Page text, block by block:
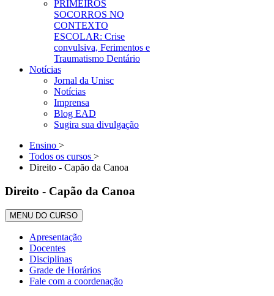
PRIMEIROS
SOCORROS NO
CONTEXTO
ESCOLAR: Crise
convulsiva, Ferimentos e
Traumatismo Dentário
Notícias
Jornal da Unisc
Notícias
Imprensa
Blog EAD
Sugira sua divulgação
Ensino >
Todos os cursos >
Direito - Capão da Canoa
Direito - Capão da Canoa
MENU DO CURSO
Apresentação
Docentes
Disciplinas
Grade de Horários
Fale com a coordenação